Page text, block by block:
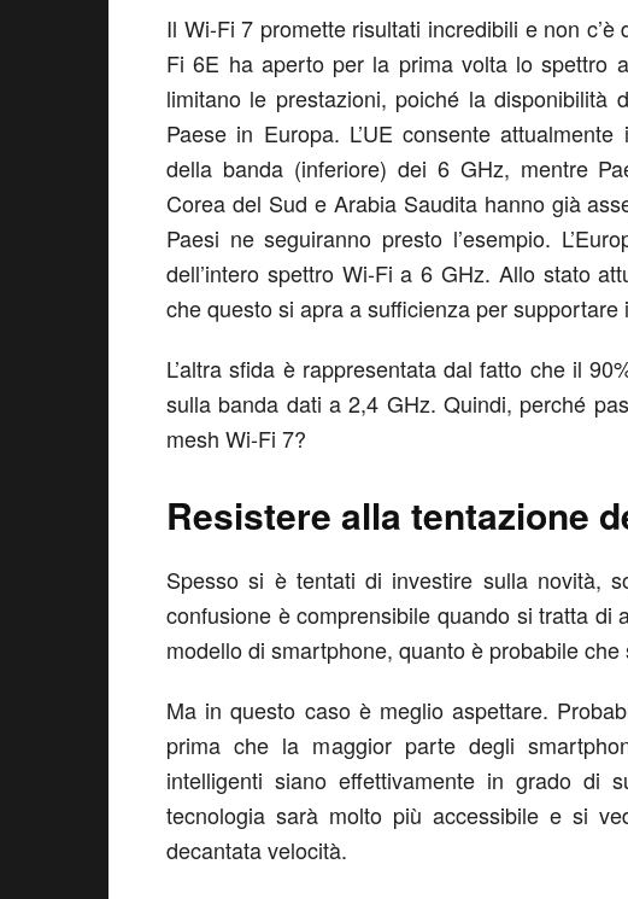
Il Wi-Fi 7 promette risultati incredibili e non
Fi 6E ha aperto per la prima volta lo spettro
limitano le prestazioni, poiché la
Paese in Europa. L’UE consente
della banda (inferiore) dei 6 GHz, mentre
Corea del Sud e Arabia Saudita hanno già
Paesi ne seguiranno presto l’esempio.
dell’intero spettro Wi-Fi a 6 GHz. Allo stato
che questo si apra a sufficienza per
L’altra sfida è rappresentata dal fatto che il
sulla banda dati a 2,4 GHz. Quindi, perché
mesh Wi-Fi 7?
Resistere alla tentazione
Spesso si è tentati di investire sulla novità,
confusione è comprensibile quando si tratta di
modello di smartphone, quanto è probabile
Ma in questo caso è meglio aspettare.
prima che la maggior parte degli
intelligenti siano effettivamente in grado di
tecnologia sarà molto più accessibile e si
decantata velocità.